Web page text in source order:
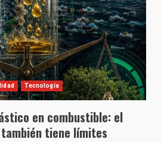
Tecnología
en combustible: el
también tiene límites